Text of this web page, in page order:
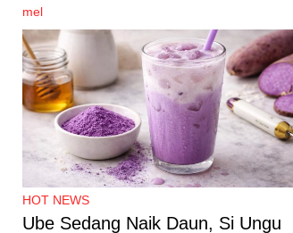
mel
HOT NEWS
Ube Sedang Naik Daun, Si Ungu